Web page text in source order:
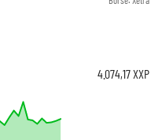
4.074,17XXP